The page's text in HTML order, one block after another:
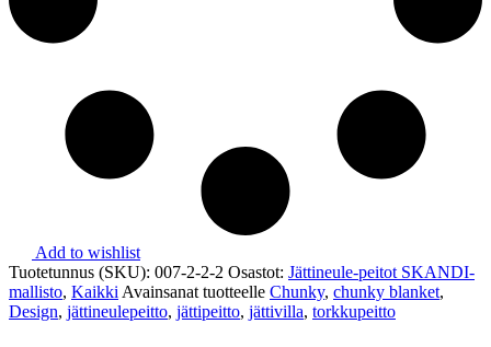
Add to wishlist
Tuotetunnus (SKU): 007-2-2-2 Osastot: Jättineule-peitot SKANDI-
mallisto, Kaikki Avainsanat tuotteelle Chunky, chunky blanket,
Design, jättineulepeitto, jättipeitto, jättivilla, torkkupeitto